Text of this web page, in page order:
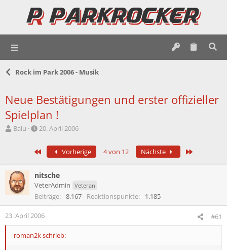
Rock im Park 2006 - Musik
Neue Bestätigungen und erster offizieller
Spielplan !
E
l
l
e
Balu
E
t
l
l
a
20. April 2006
Erste Vorherige 4 von 12 Nächste
nitsche
VeterAdmin Veteran
Beiträge 8.167 Reaktionspunkte 1.185
23. April 2006 #61
roman2k schrieb: